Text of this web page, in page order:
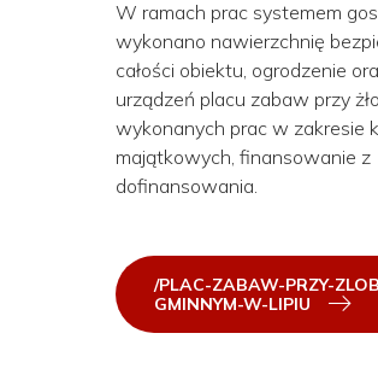
W ramach prac systemem
wykonano nawierzchnię
całości obiektu, ogrodzenie
urządzeń placu zabaw przy
wykonanych prac w zakresie
majątkowych, finansowanie z
dofinansowania.
/PLAC-ZABAW-PRZY-
GMINNYM-W-LIPIU